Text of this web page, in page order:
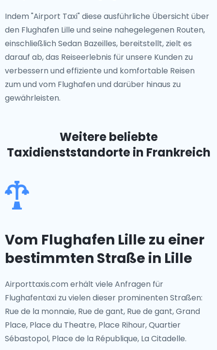
Indem "Airport Taxi" diese ausführliche Übersicht über
den Flughafen Lille und seine nahegelegenen Routen,
einschließlich Sedan Bazeilles, bereitstellt, zielt es
darauf ab, das Reiseerlebnis für unsere Kunden zu
verbessern und effiziente und komfortable Reisen
zum und vom Flughafen und darüber hinaus zu
gewährleisten.
Weitere beliebte
Taxidienststandortein Frankreich
Vom Flughafen Lille zu einer
bestimmten Straße in Lille
Airporttaxis.com erhält viele Anfragen für
Flughafentaxi zu vielen dieser prominenten Straßen:
Rue de la monnaie, Rue de gant, Rue de gant, Grand
Place, Place du Theatre, Place Rihour, Quartier
Sébastopol, Place de la République, La Citadelle.